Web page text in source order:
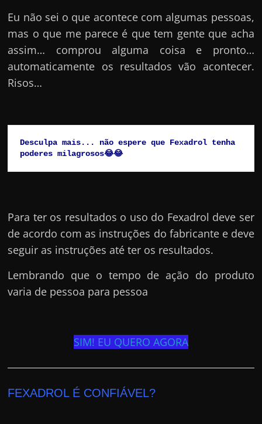
Eu não sei o que acontece com algumas pessoas,
mas o que me parece é que tem gente que acha
assim… comprou alguma coisa e pronto…
automaticamente os resultados vão acontecer.
Risos…
Desculpa mais... não espere que Fexadrol tenha
poderes milagrosos😂😂
Para ter os resultados o uso do Fexadrol deve ser
de acordo com as instruções do fabricante e deve
seguir as instruções até ter os resultados.
Lembrando que o tempo de ação do produto
varia de pessoa para pessoa
SIM! EU QUERO AGORA
FEXADROL É CONFIÁVEL?